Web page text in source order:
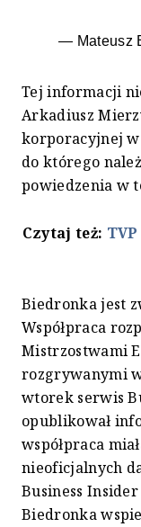
— Mateusz
Tej informacji
Arkadiusz
korporacyjnej
do którego
powiedzenia w
Czytaj też:
Biedronka jest
Współpraca
Mistrzostwami
rozgrywanymi
wtorek serwis
opublikował
współpraca
nieoficjalnych
Business
Biedronka